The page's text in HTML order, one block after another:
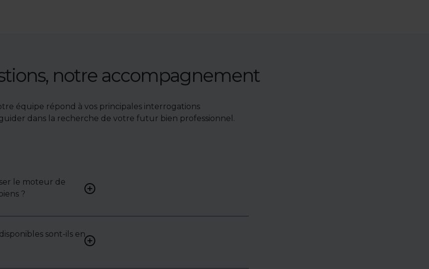
notre accompagnement
équipe répond à vos principales interrogations
dans la recherche de votre futur bien professionnel.
le moteur de
?
Renseignez vos critères (type de bien,
une liste de biens ciblés.
sont-ils en
Non. Certains biens sont proposés en
: contactez-nous pour y accéder.